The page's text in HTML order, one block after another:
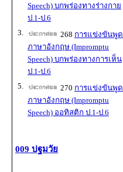
Speech) บกพร่องทางร่างกาย
ป.1-ป.6
3.
268 การแข่งขันพูด
ภาษาอังกฤษ (Impromptu
Speech) บกพร่องทางการเห็น
ป.1-ป.6
5.
270 การแข่งขันพูด
ภาษาอังกฤษ (Impromptu
Speech) ออทิสติก ป.1-ป.6
009 ปฐมวัย